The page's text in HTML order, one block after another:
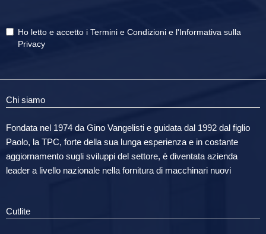
Ho letto e accetto i Termini e Condizioni e l'Informativa sulla
Privacy
Chi siamo
Fondata nel 1974 da Gino Vangelisti e guidata dal 1992 dal figlio
Paolo, la TPC, forte della sua lunga esperienza e in costante
aggiornamento sugli sviluppi del settore, è diventata azienda
leader a livello nazionale nella fornitura di macchinari nuovi
Cutlite